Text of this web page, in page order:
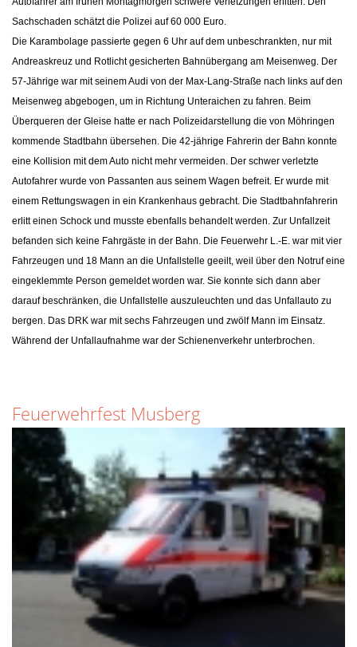
Sachschaden schätzt die Polizei auf 60 000 Euro.
Die Karambolage passierte gegen 6 Uhr auf dem unbeschrankten, nur mit
Andreaskreuz und Rotlicht gesicherten Bahnübergang am Meisenweg. Der
57-Jährige war mit seinem Audi von der Max-Lang-Straße nach links auf den
Meisenweg abgebogen, um in Richtung Unteraichen zu fahren. Beim
Überqueren der Gleise hatte er nach Polizeidarstellung die von Möhringen
kommende Stadtbahn übersehen. Die 42-jährige Fahrerin der Bahn konnte
eine Kollision mit dem Auto nicht mehr vermeiden. Der schwer verletzte
Autofahrer wurde von Passanten aus seinem Wagen befreit. Er wurde mit
einem Rettungswagen in ein Krankenhaus gebracht. Die Stadtbahnfahrerin
erlitt einen Schock und musste ebenfalls behandelt werden. Zur Unfallzeit
befanden sich keine Fahrgäste in der Bahn. Die Feuerwehr L.-E. war mit vier
Fahrzeugen und 18 Mann an die Unfallstelle geeilt, weil über den Notruf eine
eingeklemmte Person gemeldet worden war. Sie konnte sich dann aber
darauf beschränken, die Unfallstelle auszuleuchten und das Unfallauto zu
bergen. Das DRK war mit sechs Fahrzeugen und zwölf Mann im Einsatz.
Während der Unfallaufnahme war der Schienenverkehr unterbrochen.
Feuerwehrfest Musberg